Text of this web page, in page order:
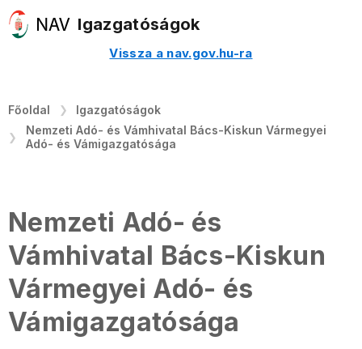
Igazgatóságok
Vissza a nav.gov.hu-ra
Főoldal
Igazgatóságok
Nemzeti Adó- és Vámhivatal Bács-Kiskun Vármegyei
Adó- és Vámigazgatósága
Nemzeti Adó- és
Vámhivatal Bács-Kiskun
Vármegyei Adó- és
Vámigazgatósága